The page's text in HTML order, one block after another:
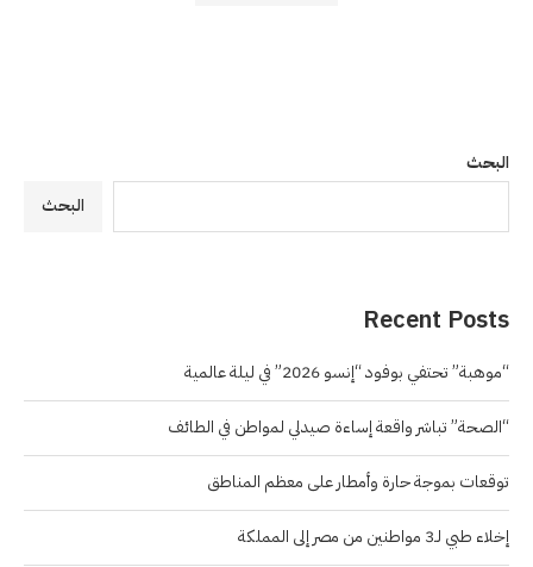
البحث
البحث
Recent Posts
“موهبة” تحتفي بوفود “إنسو 2026” في ليلة عالمية
“الصحة” تباشر واقعة إساءة صيدلي لمواطن في الطائف
توقعات بموجة حارة وأمطار على معظم المناطق
إخلاء طبي لـ3 مواطنين من مصر إلى المملكة